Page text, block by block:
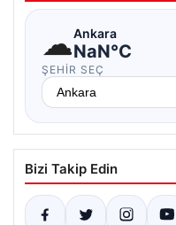
☁Ankara
NaN°C
ŞEHIR SEÇ
Bizi Takip Edin